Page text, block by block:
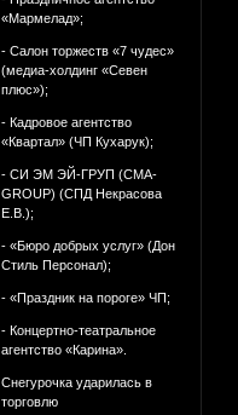
«Мармелад»;
- Салон торжеств «7 чудес»
(медиа-холдинг «Севен
плюс»);
- Кадровое агентство
«Квартал» (ЧП Кухарук);
- СИ ЭМ ЭЙ-ГРУП (CMA-
GROUP) (СПД Некрасова
Е.В.);
- «Бюро добрых услуг» (Дон
Стиль Персонал);
- «Праздник на пороге» ЧП;
- Концертно-театральное
агентство «Карина».
Снегурочка ударилась в
торговлю